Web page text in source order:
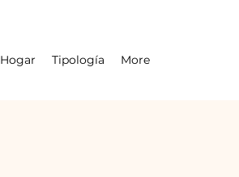
Hogar Tipología More